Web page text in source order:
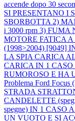
accende dopo 30
SI PRESENTANO I
SBORBOTTA 2)
i 3000 rpm 3)
MOTORE FATICA A
(1998>2004) [9049]
LA SPIA CARICA
CARICA IN 1
RUMOROSO E HA
Problema Ford
STRADA
CANDELETTE
spegne) IN 1 CASO
UN VUOTO E SI